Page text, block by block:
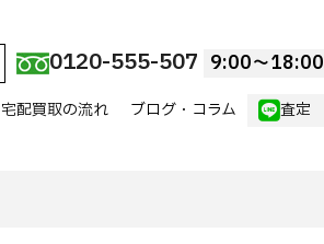
0120-555-507 9:00〜18:00
宅配買取の流れ ブログ・コラム 査定